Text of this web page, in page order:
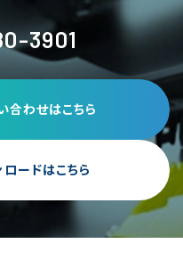
3901
合わせはこちら
ードはこちら